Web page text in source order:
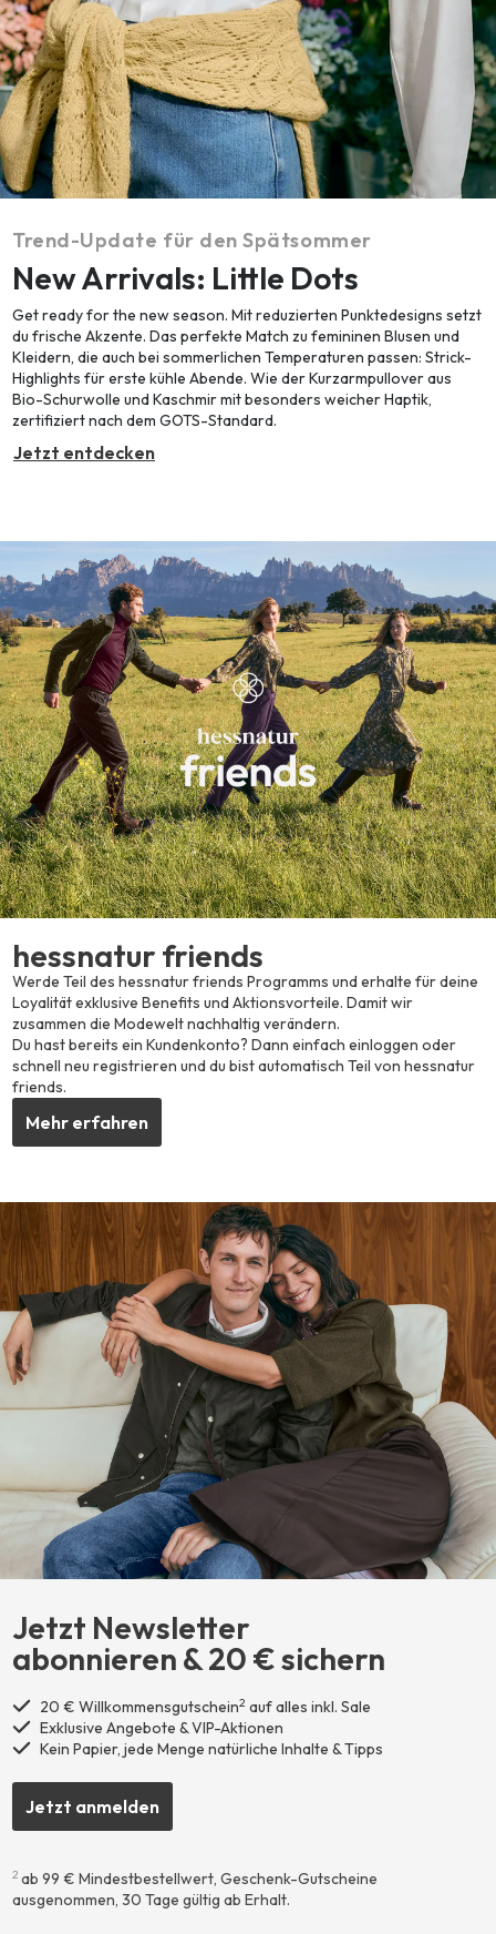
Trend-Update für den Spätsommer
New Arrivals: Little Dots
Get ready for the new season. Mit reduzierten Punktedesigns setzt
du frische Akzente. Das perfekte Match zu femininen Blusen und
Kleidern, die auch bei sommerlichen Temperaturen passen: Strick-
Highlights für erste kühle Abende. Wie der Kurzarmpullover aus
Bio-Schurwolle und Kaschmir mit besonders weicher Haptik,
zertifiziert nach dem GOTS-Standard.
Jetzt entdecken
hessnatur friends
Werde Teil des hessnatur friends Programms und erhalte für deine
Loyalität exklusive Benefits und Aktionsvorteile. Damit wir
zusammen die Modewelt nachhaltig verändern.
Du hast bereits ein Kundenkonto? Dann einfach einloggen oder
schnell neu registrieren und du bist automatisch Teil von hessnatur
friends.
Mehr erfahren
Jetzt Newsletter
abonnieren ​& 20 € sichern
20 € Willkommensgutschein2 auf alles inkl. Sale
Exklusive Angebote & VIP-Aktionen
Kein Papier, jede Menge natürliche Inhalte & Tipps
Jetzt anmelden
2 ab 99 € Mindestbestellwert, Geschenk-Gutscheine
ausgenommen, 30 Tage gültig ab Erhalt.